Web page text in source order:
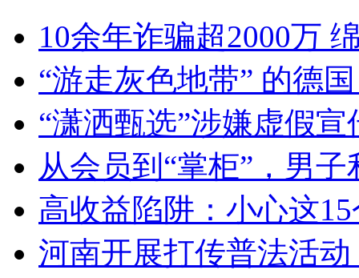
10余年诈骗超2000万
“游走灰色地带” 的德
“潇洒甄选”涉嫌虚假
从会员到“掌柜”，男
高收益陷阱：小心这
河南开展打传普法活